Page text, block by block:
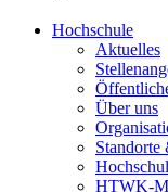
Hochschule
Aktuelles
Über uns
Standorte
HTWK-